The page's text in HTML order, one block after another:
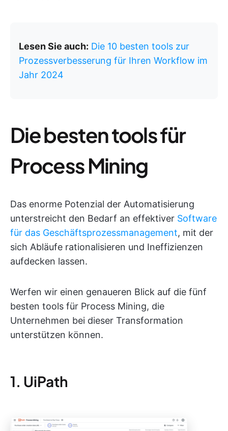
Lesen Sie auch: Die 10 besten tools zur
Prozessverbesserung für Ihren Workflow im
Jahr 2024
Die besten tools für
Process Mining
Das enorme Potenzial der Automatisierung
unterstreicht den Bedarf an effektiver Software
für das Geschäftsprozessmanagement, mit der
sich Abläufe rationalisieren und Ineffizienzen
aufdecken lassen.
Werfen wir einen genaueren Blick auf die fünf
besten tools für Process Mining, die
Unternehmen bei dieser Transformation
unterstützen können.
1. UiPath